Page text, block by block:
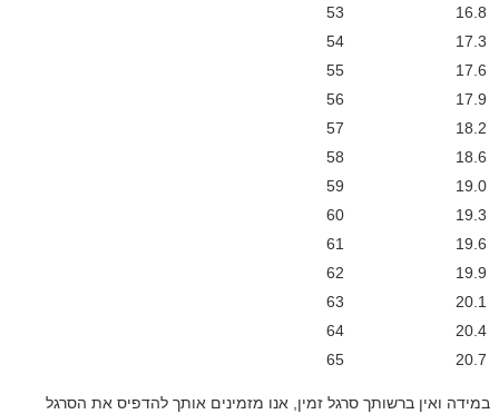
16.8
53
17.3
54
17.6
55
17.9
56
18.2
57
18.6
58
19.0
59
19.3
60
19.6
61
19.9
62
20.1
63
20.4
64
20.7
65
במידה ואין ברשותך סרגל זמין, אנו מזמינים אותך להדפיס את הסרגל